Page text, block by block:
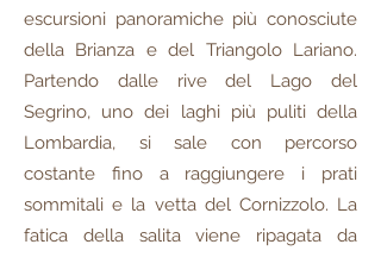
escursioni panoramiche più conosciute
della Brianza e del Triangolo Lariano.
Partendo dalle rive del Lago del
Segrino, uno dei laghi più puliti della
Lombardia, si sale con percorso
costante fino a raggiungere i prati
sommitali e la vetta del Cornizzolo. La
fatica della salita viene ripagata da